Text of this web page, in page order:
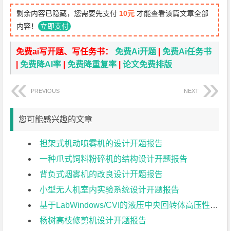
剩余内容已隐藏，您需要先支付 10元 才能查看该篇文章全部
内容！ 立即支付
免费ai写开题、写任务书：免费Ai开题 |免费Ai任务书
|免费降AI率 |免费降重复率 |论文免费排版
PREVIOUS NEXT
您可能感兴趣的文章
担架式机动喷雾机的设计开题报告
一种爪式饲料粉碎机的结构设计开题报告
背负式烟雾机的改良设计开题报告
小型无人机室内实验系统设计开题报告
基于LabWindows/CVI的液压中央回转体高压性能参数测控系统的设计开题报告
杨树高枝修剪机设计开题报告